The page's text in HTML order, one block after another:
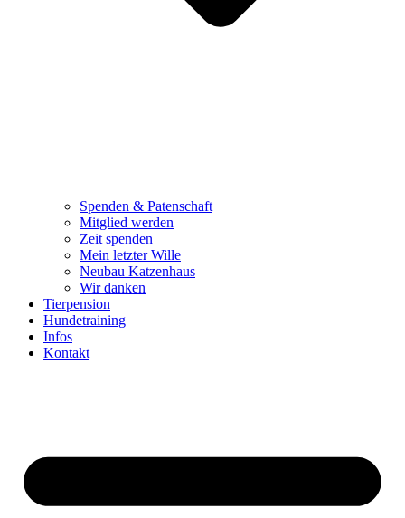
Spenden & Patenschaft
Mitglied werden
Zeit spenden
Mein letzter Wille
Neubau Katzenhaus
Wir danken
Tierpension
Hundetraining
Infos
Kontakt